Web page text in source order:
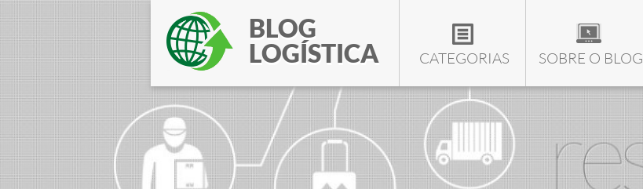
BLOG
LOGÍSTICA
CATEGORIAS SOBRE O BLOG